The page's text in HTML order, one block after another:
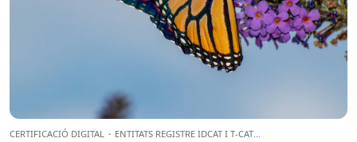
CERTIFICACIÓ DIGITAL · ENTITATS REGISTRE IDCAT I T-CAT